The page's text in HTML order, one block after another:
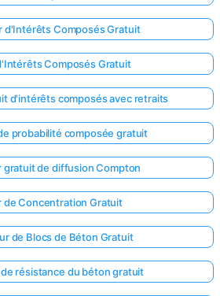
d'Intérêts Composés Gratuit
Composés Gratuit
d'intérêts composés avec retraits
probabilité composée gratuit
gratuit de diffusion Compton
de Concentration Gratuit
de Blocs de Béton Gratuit
résistance du béton gratuit